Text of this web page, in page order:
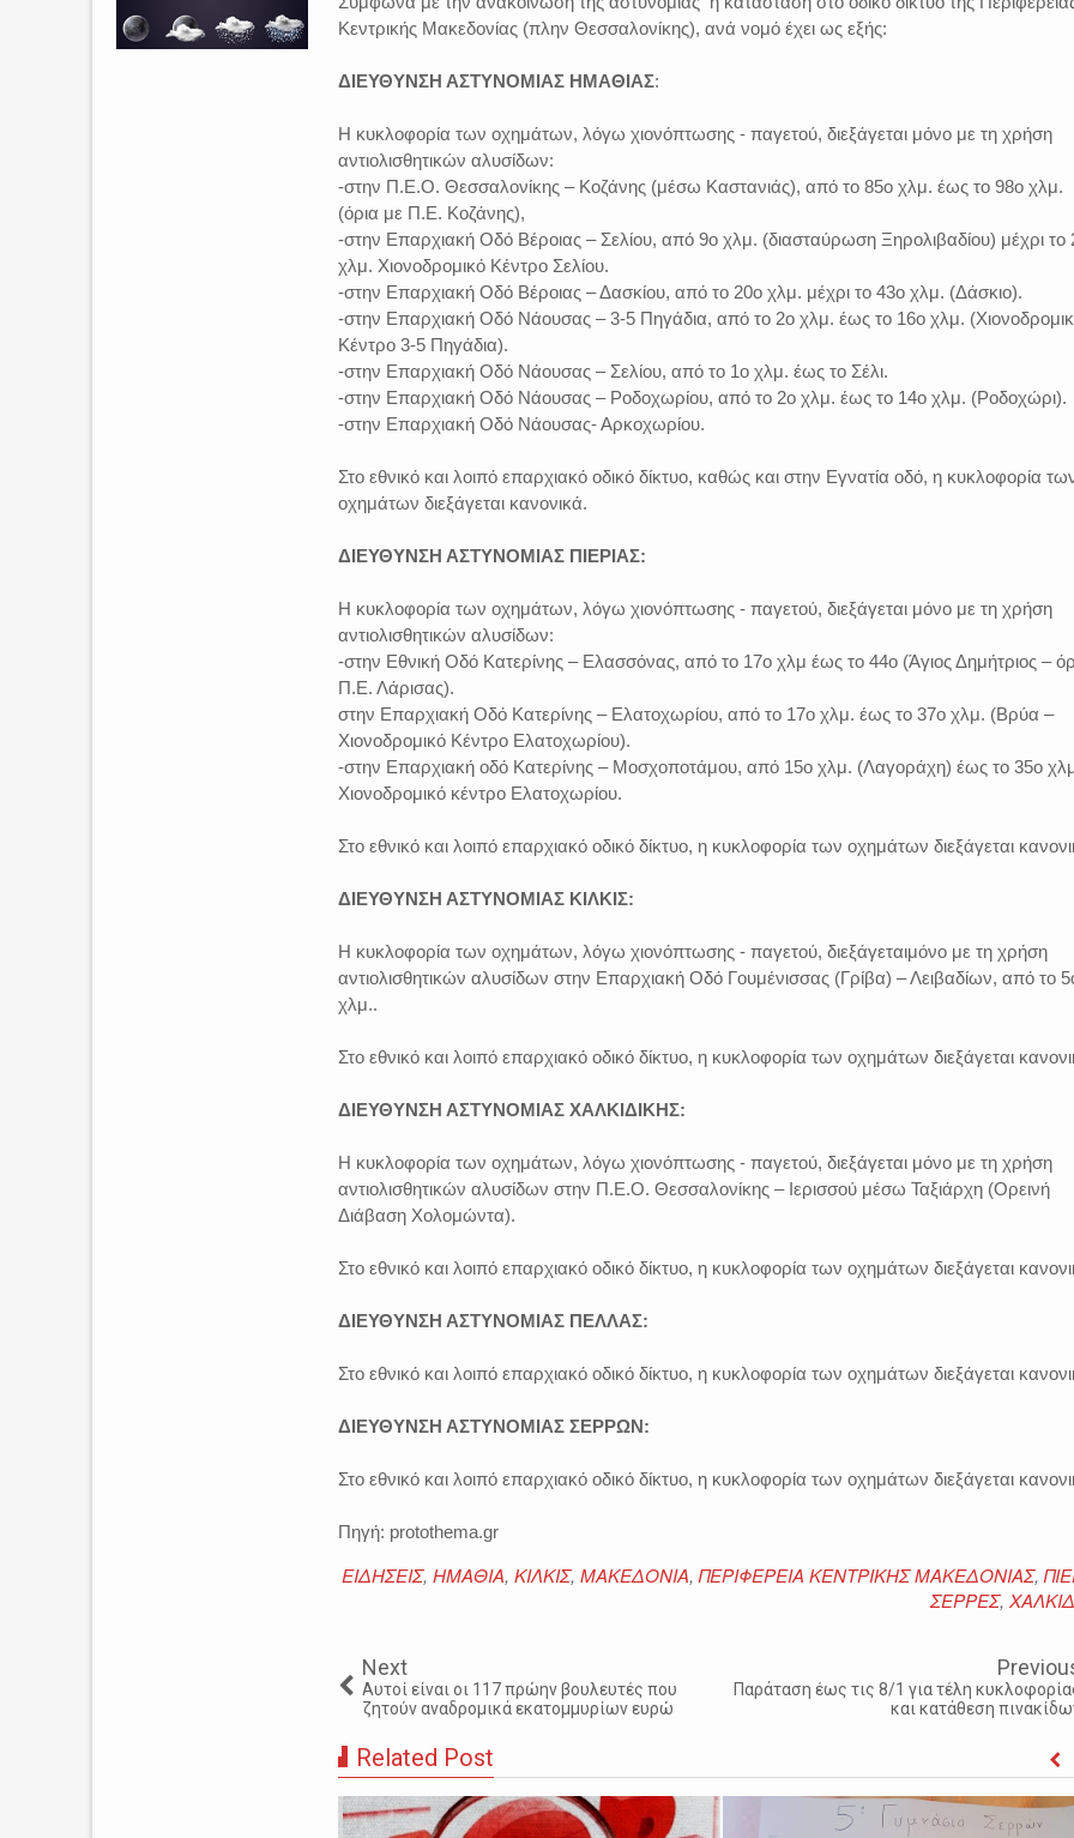
Κεντρικής Μακεδονίας (πλην Θεσσαλονίκης), ανά νομό έχει ως εξής:
ΔΙΕΥΘΥΝΣΗ ΑΣΤΥΝΟΜΙΑΣ ΗΜΑΘΙΑΣ:
Η κυκλοφορία των οχημάτων, λόγω χιονόπτωσης - παγετού, διεξάγεται μόνο με τη χρήση
αντιολισθητικών αλυσίδων:
-στην Π.Ε.Ο. Θεσσαλονίκης – Κοζάνης (μέσω Καστανιάς), από το 85ο χλμ. έως το 98ο χλμ.
(όρια με Π.Ε. Κοζάνης),
-στην Επαρχιακή Οδό Βέροιας – Σελίου, από 9ο χλμ. (διασταύρωση Ξηρολιβαδίου) μέχρι το
χλμ. Χιονοδρομικό Κέντρο Σελίου.
-στην Επαρχιακή Οδό Βέροιας – Δασκίου, από το 20ο χλμ. μέχρι το 43ο χλμ. (Δάσκιο).
-στην Επαρχιακή Οδό Νάουσας – 3-5 Πηγάδια, από το 2ο χλμ. έως το 16ο χλμ.
Κέντρο 3-5 Πηγάδια).
-στην Επαρχιακή Οδό Νάουσας – Σελίου, από το 1ο χλμ. έως το Σέλι.
-στην Επαρχιακή Οδό Νάουσας – Ροδοχωρίου, από το 2ο χλμ. έως το 14ο χλμ. (Ροδοχώρι).
-στην Επαρχιακή Οδό Νάουσας- Αρκοχωρίου.
Στο εθνικό και λοιπό επαρχιακό οδικό δίκτυο, καθώς και στην Εγνατία οδό, η κυκλοφορία
οχημάτων διεξάγεται κανονικά.
ΔΙΕΥΘΥΝΣΗ ΑΣΤΥΝΟΜΙΑΣ ΠΙΕΡΙΑΣ:
Η κυκλοφορία των οχημάτων, λόγω χιονόπτωσης - παγετού, διεξάγεται μόνο με τη χρήση
αντιολισθητικών αλυσίδων:
-στην Εθνική Οδό Κατερίνης – Ελασσόνας, από το 17ο χλμ έως το 44ο (Άγιος Δημήτριος –
Π.Ε. Λάρισας).
στην Επαρχιακή Οδό Κατερίνης – Ελατοχωρίου, από το 17ο χλμ. έως το 37ο χλμ. (Βρύα –
Χιονοδρομικό Κέντρο Ελατοχωρίου).
-στην Επαρχιακή οδό Κατερίνης – Μοσχοποτάμου, από 15ο χλμ. (Λαγοράχη) έως το 35ο
Χιονοδρομικό κέντρο Ελατοχωρίου.
Στο εθνικό και λοιπό επαρχιακό οδικό δίκτυο, η κυκλοφορία των οχημάτων διεξάγεται
ΔΙΕΥΘΥΝΣΗ ΑΣΤΥΝΟΜΙΑΣ ΚΙΛΚΙΣ:
Η κυκλοφορία των οχημάτων, λόγω χιονόπτωσης - παγετού, διεξάγεταιμόνο με τη χρήση
αντιολισθητικών αλυσίδων στην Επαρχιακή Οδό Γουμένισσας (Γρίβα) – Λειβαδίων, από το
χλμ..
Στο εθνικό και λοιπό επαρχιακό οδικό δίκτυο, η κυκλοφορία των οχημάτων διεξάγεται
ΔΙΕΥΘΥΝΣΗ ΑΣΤΥΝΟΜΙΑΣ ΧΑΛΚΙΔΙΚΗΣ:
Η κυκλοφορία των οχημάτων, λόγω χιονόπτωσης - παγετού, διεξάγεται μόνο με τη χρήση
αντιολισθητικών αλυσίδων στην Π.Ε.Ο. Θεσσαλονίκης – Ιερισσού μέσω Ταξιάρχη (Ορεινή
Διάβαση Χολομώντα).
Στο εθνικό και λοιπό επαρχιακό οδικό δίκτυο, η κυκλοφορία των οχημάτων διεξάγεται
ΔΙΕΥΘΥΝΣΗ ΑΣΤΥΝΟΜΙΑΣ ΠΕΛΛΑΣ:
Στο εθνικό και λοιπό επαρχιακό οδικό δίκτυο, η κυκλοφορία των οχημάτων διεξάγεται
ΔΙΕΥΘΥΝΣΗ ΑΣΤΥΝΟΜΙΑΣ ΣΕΡΡΩΝ:
Στο εθνικό και λοιπό επαρχιακό οδικό δίκτυο, η κυκλοφορία των οχημάτων διεξάγεται
Πηγή: protothema.gr
ΕΙΔΗΣΕΙΣ, ΗΜΑΘΙΑ, ΚΙΛΚΙΣ, ΜΑΚΕΔΟΝΙΑ, ΠΕΡΙΦΕΡΕΙΑ ΚΕΝΤΡΙΚΗΣ ΜΑΚΕΔΟΝΙΑΣ,
ΣΕΡΡΕΣ,
Next
Αυτοί είναι οι 117 πρώην βουλευτές που
ζητούν αναδρομικά εκατομμυρίων ευρώ
Παράταση έως τις 8/1 για τέλη
και κατάθεση
Related Post